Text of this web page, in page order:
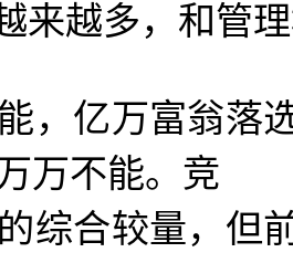
来越多，和管
亿万富翁落选
万不能。竞
综合较量，但